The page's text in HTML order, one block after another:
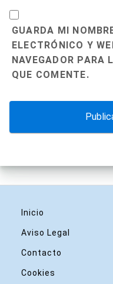
GUARDA MI
ELECTRÓNICO Y
NAVEGADOR PARA
QUE COMENTE.
Inicio
Aviso Legal
Contacto
Cookies